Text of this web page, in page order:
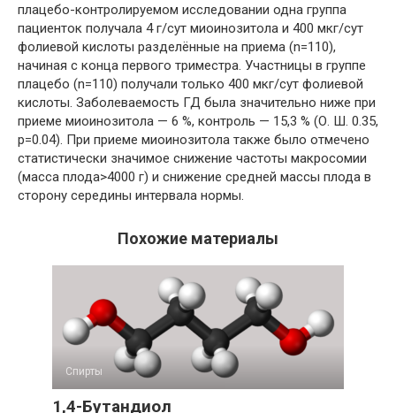
плацебо-контролируемом исследовании одна группа
пациенток получала 4 г/сут миоинозитола и 400 мкг/сут
фолиевой кислоты разделённые на приема (n=110),
начиная с конца первого триместра. Участницы в группе
плацебо (n=110) получали только 400 мкг/сут фолиевой
кислоты. Заболеваемость ГД была значительно ниже при
приеме миоинозитола — 6 %, контроль — 15,3 % (О. Ш. 0.35,
р=0.04). При приеме миоинозитола также было отмечено
статистически значимое снижение частоты макросомии
(масса плода>4000 г) и снижение средней массы плода в
сторону середины интервала нормы.
Похожие материалы
Спирты
1,4-Бутандиол